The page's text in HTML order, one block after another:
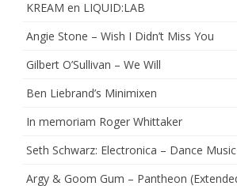
KREAM en LIQUID:LAB
Angie Stone – Wish I Didn’t Miss You
Gilbert O’Sullivan – We Will
Ben Liebrand’s Minimixen
In memoriam Roger Whittaker
Seth Schwarz: Electronica – Dance
Argy & Goom Gum – Pantheon